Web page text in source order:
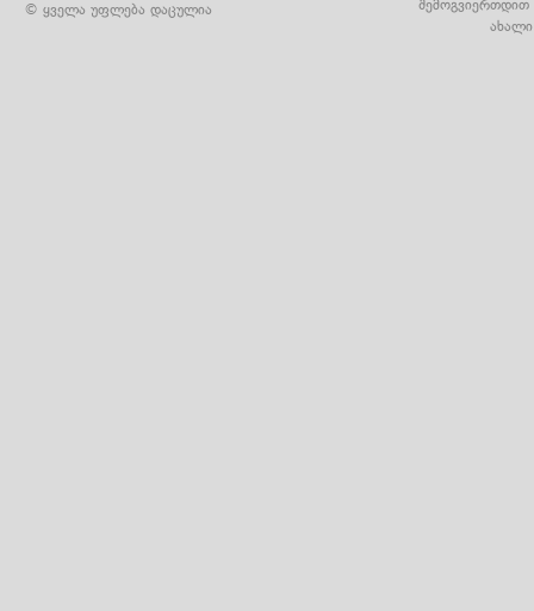
© ყველა უფლება დაცულია
შემოგვიერთდით
ახალი